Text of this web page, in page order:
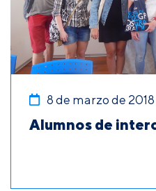
8 de marzo de 2018
Alumnos de